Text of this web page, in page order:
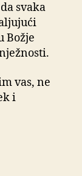
svaka
Božje
vas, ne
i